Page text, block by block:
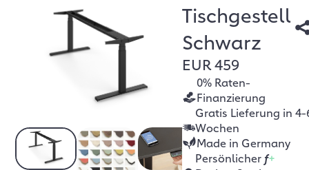
Tischgestell
Schwarz
EUR 459
0% Raten-
Finanzierung
Gratis Lieferung in 4-
Wochen
Made in Germany
Persönlicher f+